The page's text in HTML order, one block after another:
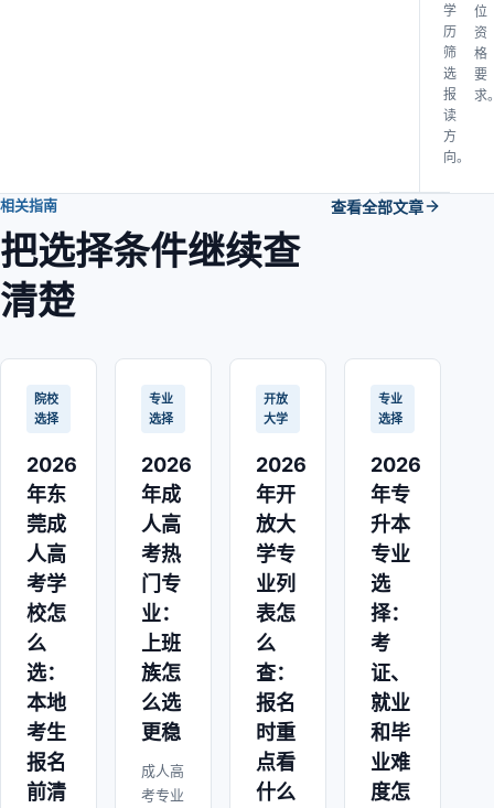
学
历
筛
选
报
读
方
向。
位
资
格
要
求
相关指南
把选择条件继续查
清楚
查看全部文章
院校
选择
2026
年东
莞成
人高
考学
校怎
么
选：
本地
考生
报名
前清
专业
选择
2026
年成
人高
考热
门专
业：
上班
族怎
么选
更稳
成人高
考专业
开放
大学
2026
年开
放大
学专
业列
表怎
么
查：
报名
时重
点看
什么
专业
选择
2026
年专
升本
专业
选
择：
考
证、
就业
和毕
业难
度怎